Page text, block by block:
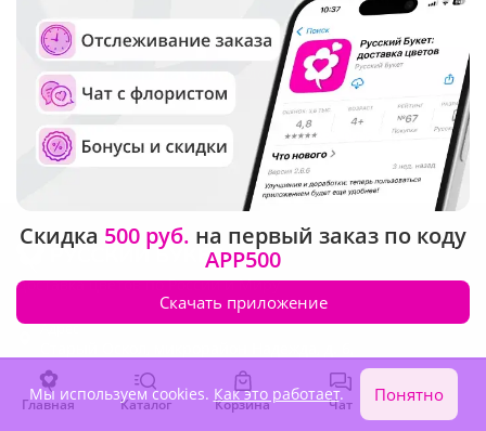
Города Белгородской области
Не нашли нужный город?
Позвоните по телефону
8-800-333-0905
Доставка цветов по России и Миру
Адрес
Бесплатно. Круглосуточно
8-800-333-0905
Главная Каталог Корзина Чат Войти
Скидка 500 руб. на первый заказ по коду
APP500
Скачать приложение
Мы используем cookies. Как это работает. Понятно